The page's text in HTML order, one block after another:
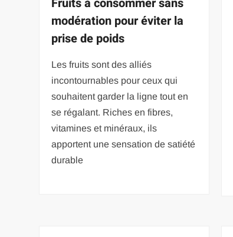
modération pour éviter la
prise de poids
Les fruits sont des alliés
incontournables pour ceux qui
souhaitent garder la ligne tout en
se régalant. Riches en fibres,
vitamines et minéraux, ils
apportent une sensation de satiété
durable